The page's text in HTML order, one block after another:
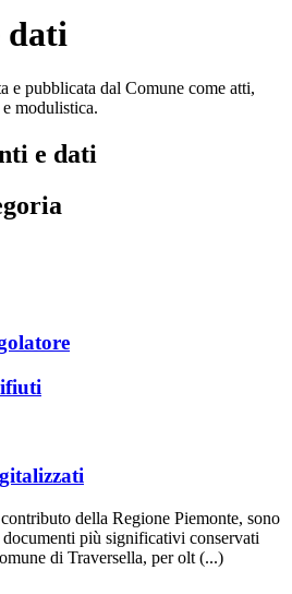
dati
e pubblicata dal Comune come atti,
modulistica.
e dati
della Regione Piemonte, sono
più significativi conservati
di Traversella, per olt (...)